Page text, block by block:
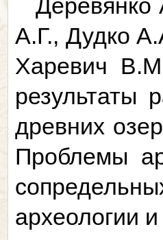
А.Г., Дудко
Харевич
результаты
древних
Проблемы
археологии